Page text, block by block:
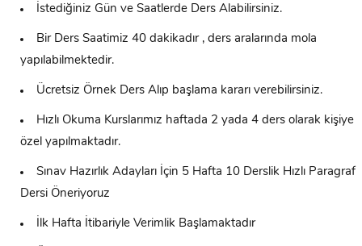
İstediğiniz Gün ve Saatlerde Ders Alabilirsiniz.
Bir Ders Saatimiz 40 dakikadır , ders aralarında mola
yapılabilmektedir.
Ücretsiz Örnek Ders Alıp başlama kararı verebilirsiniz.
Hızlı Okuma Kurslarımız haftada 2 yada 4 ders olarak kişiye
özel yapılmaktadır.
Sınav Hazırlık Adayları İçin 5 Hafta 10 Derslik Hızlı Paragraf
Dersi Öneriyoruz
İlk Hafta İtibariyle Verimlik Başlamaktadır